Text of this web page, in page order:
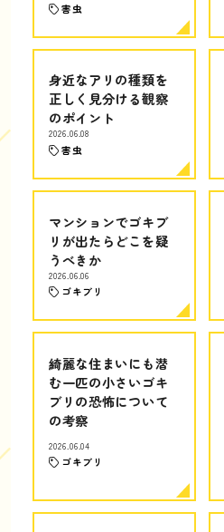
害虫
身近なアリの種類を
正しく見分ける観察
のポイント
2026.06.08
害虫
マンションでゴキブ
リが出たらどこを疑
うべきか
2026.06.06
ゴキブリ
綺麗な住まいにも潜
む一匹の小さいゴキ
ブリの恐怖について
の考察
2026.06.04
ゴキブリ